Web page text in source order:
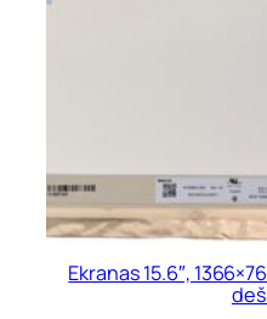
Ekranas 15.6″,